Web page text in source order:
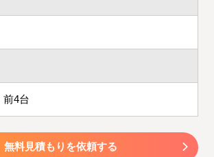
前4台
無料見積もりを依頼する